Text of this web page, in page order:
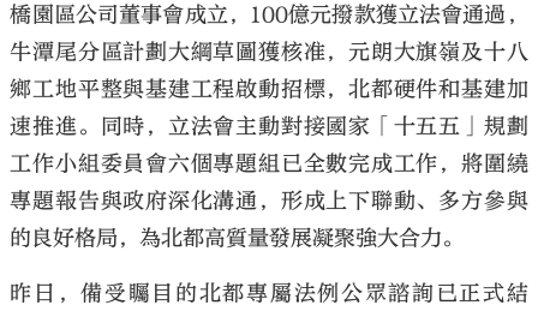
橋園區公司董事會成立，100億元撥款獲立法會通過，
牛潭尾分區計劃大綱草圖獲核准，元朗大旗嶺及十八
鄉工地平整與基建工程啟動招標，北都硬件和基建加
速推進。同時，立法會主動對接國家「十五五」規劃
工作小組委員會六個專題組已全數完成工作，將圍繞
專題報告與政府深化溝通，形成上下聯動、多方參與
的良好格局，為北都高質量發展凝聚強大合力。
昨日，備受矚目的北都專屬法例公眾諮詢已正式結